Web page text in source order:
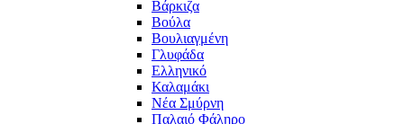
Βάρκιζα
Βούλα
Βουλιαγμένη
Γλυφάδα
Ελληνικό
Καλαμάκι
Νέα Σμύρνη
Παλαιό Φάληρο